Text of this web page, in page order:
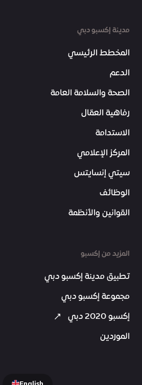
مدينة إكسبو دبي
المخطط الرئيسي
الدعم
الصحة والسلامة العامة
رفاهية العمّال
الاستدامة
المركز الإعلامي
سيتي إنسايتس
الوظائف
القوانين والأنظمة
المزيد من إكسبو
تطبيق مدينة إكسبو دبي
مجموعة إكسبو دبي
إكسبو 2020 دبي
الموردين